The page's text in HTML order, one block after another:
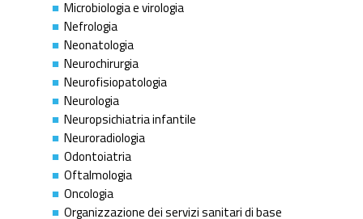
Microbiologia e virologia
Nefrologia
Neonatologia
Neurochirurgia
Neurofisiopatologia
Neurologia
Neuropsichiatria infantile
Neuroradiologia
Odontoiatria
Oftalmologia
Oncologia
Organizzazione dei servizi sanitari di base